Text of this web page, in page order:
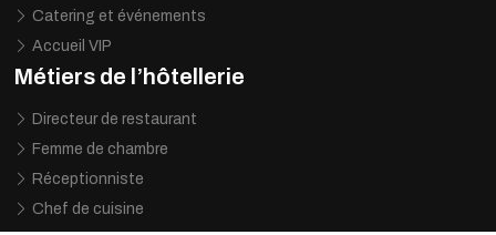
Catering et événements
Accueil VIP
Métiers de l’hôtellerie
Directeur de restaurant
Femme de chambre
Réceptionniste
Chef de cuisine